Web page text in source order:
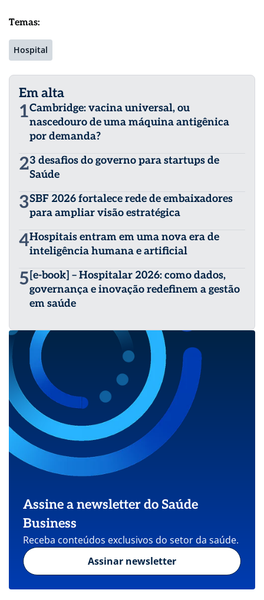
Temas:
Hospital
Em alta
1Cambridge: vacina universal, ou
nascedouro de uma máquina antigênica
por demanda?
23 desafios do governo para startups de
Saúde
3SBF 2026 fortalece rede de embaixadores
para ampliar visão estratégica
4Hospitais entram em uma nova era de
inteligência humana e artificial
5 [e-book] – Hospitalar 2026: como dados,
governança e inovação redefinem a gestão
em saúde
Assine a newsletter do Saúde
Business
Receba conteúdos exclusivos do setor da saúde.
Assinar newsletter